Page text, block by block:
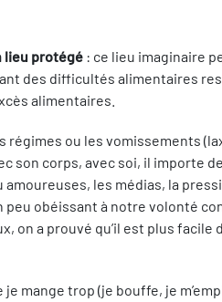
lieu protégé : ce lieu imaginaire
des difficultés alimentaires
alimentaires.
ou les vomissements
corps, avec soi, il importe
les médias, la
obéissant à notre volonté
on a prouvé qu’il est plus
je mange trop (je bouffe, je